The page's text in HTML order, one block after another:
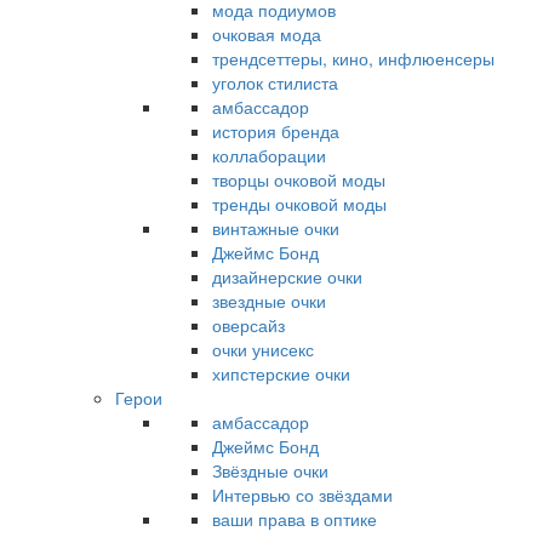
мода подиумов
очковая мода
трендсеттеры, кино, инфлюенсеры
уголок стилиста
амбассадор
история бренда
коллаборации
творцы очковой моды
тренды очковой моды
винтажные очки
Джеймс Бонд
дизайнерские очки
звездные очки
оверсайз
очки унисекс
хипстерские очки
Герои
амбассадор
Джеймс Бонд
Звёздные очки
Интервью со звёздами
ваши права в оптике